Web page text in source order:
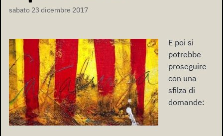
sabato 23 dicembre 2017
E poi si
potrebbe
proseguire
con una
sfilza di
domande: